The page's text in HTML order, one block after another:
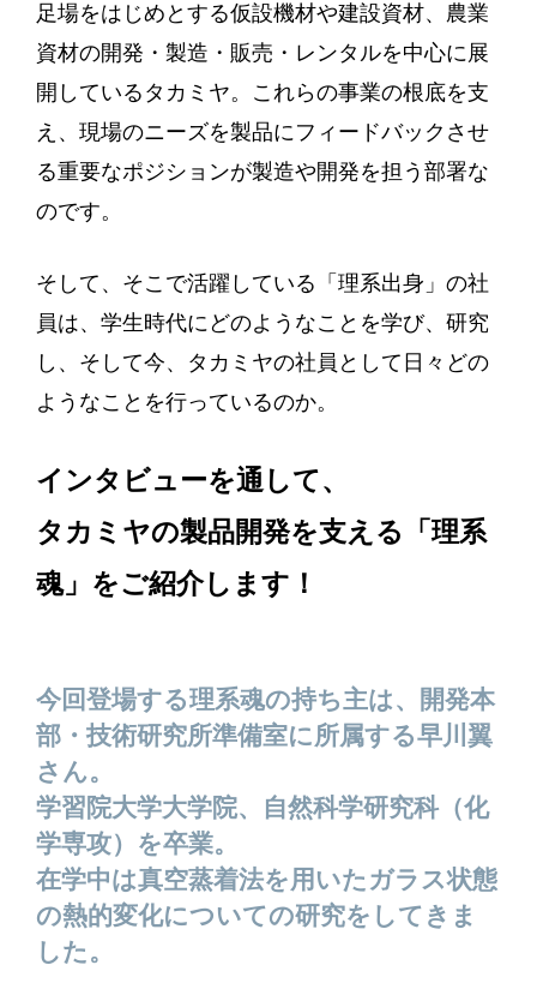
足場をはじめとする仮設機材や建設資材、農業
資材の開発・製造・販売・レンタルを中心に展
開しているタカミヤ。これらの事業の根底を支
え、現場のニーズを製品にフィードバックさせ
る重要なポジションが製造や開発を担う部署な
のです。
そして、そこで活躍している「理系出身」の社
員は、学生時代にどのようなことを学び、研究
し、そして今、タカミヤの社員として日々どの
ようなことを行っているのか。
インタビューを通して、
タカミヤの製品開発を支える「理系
魂」をご紹介します！
今回登場する理系魂の持ち主は、開発本
部・技術研究所準備室に所属する早川翼
さん。
学習院大学大学院、自然科学研究科（化
学専攻）を卒業。
在学中は真空蒸着法を用いたガラス状態
の熱的変化についての研究をしてきま
した。